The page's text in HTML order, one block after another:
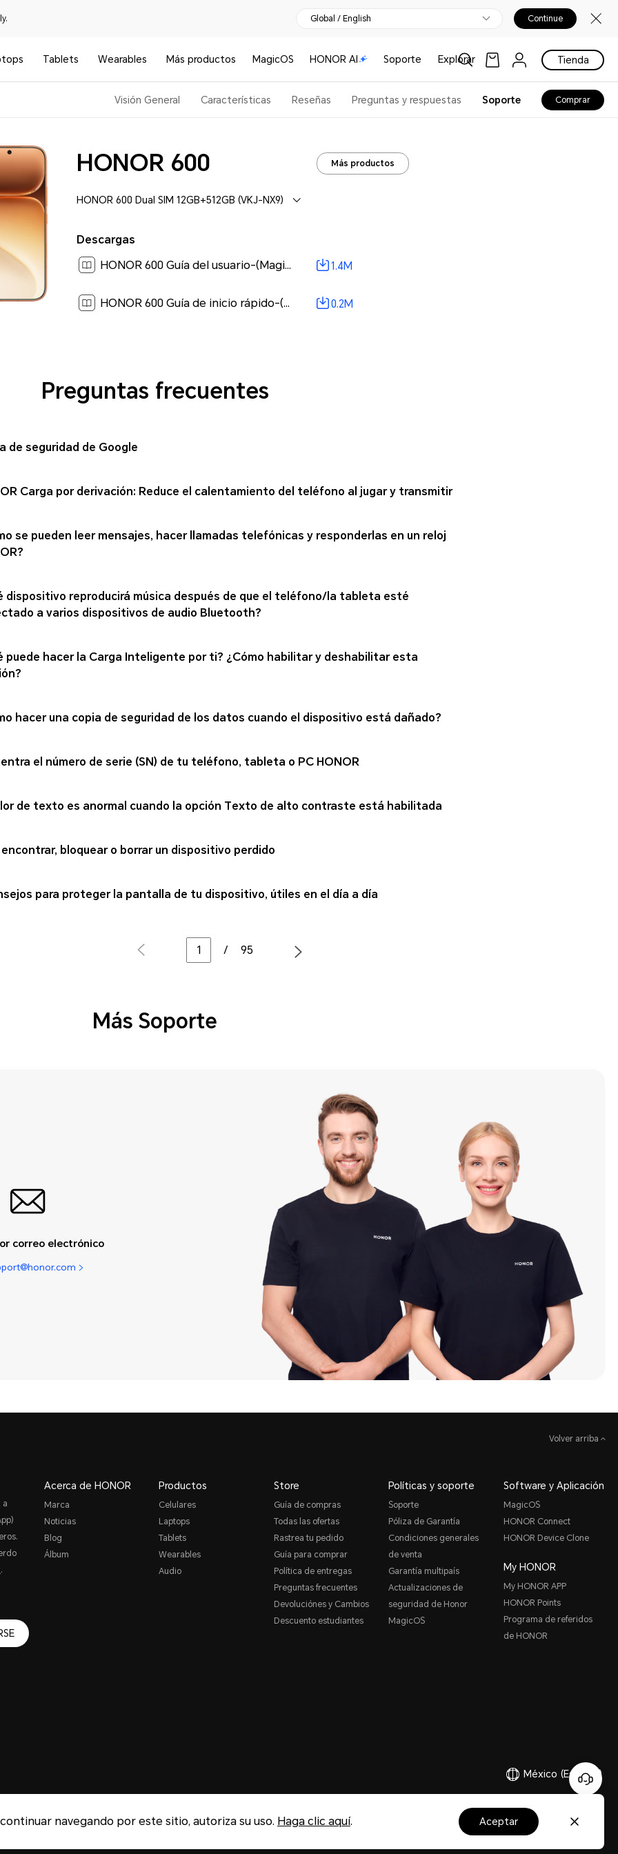
Global / English Continue
Tablets Wearables Más productos MagicOS HONOR AI Soporte Explorar Tienda
Visión General Características Reseñas Preguntas y respuestas Soporte Comprar
HONOR 600 Más productos
HONOR 600 Dual SIM 12GB+512GB (VKJ-NX9)
Descargas
HONOR 600 Guía del usuario-(MagicOS 10_01,es-us)[ 1.4M ]
1.4M
HONOR 600 Guía de inicio rápido-(MagicOS10.0_01,VKJ-NX9,es-us)[ 0.2M ] 0.2M
Preguntas frecuentes
de seguridad de Google
Carga por derivación: Reduce el calentamiento del teléfono al jugar y transmitir
se pueden leer mensajes, hacer llamadas telefónicas y responderlas en un reloj
dispositivo reproducirá música después de que el teléfono/la tableta esté
a varios dispositivos de audio Bluetooth?
puede hacer la Carga Inteligente por ti? ¿Cómo habilitar y deshabilitar esta
hacer una copia de seguridad de los datos cuando el dispositivo está dañado?
el número de serie (SN) de tu teléfono, tableta o PC HONOR
de texto es anormal cuando la opción Texto de alto contraste está habilitada
encontrar, bloquear o borrar un dispositivo perdido
para proteger la pantalla de tu dispositivo, útiles en el día a día
/ 95
Más Soporte
correo electrónico
Volver arriba
a
.
Acerca de HONOR
Marca
Noticias
Blog
Álbum
Productos
Celulares
Laptops
Tablets
Wearables
Audio
Store
Guía de compras
Todas las ofertas
Rastrea tu pedido
Guía para comprar
Política de entregas
Preguntas frecuentes
Devoluciónes y Cambios
Descuento estudiantes
Políticas y soporte
Soporte
Póliza de Garantía
Condiciones generales
de venta
Garantía multipaís
Actualizaciones de
seguridad de Honor
MagicOS
Software y Aplicación
MagicOS
HONOR Connect
HONOR Device Clone
My HONOR
My HONOR APP
HONOR Points
Programa de referidos
de HONOR
México (Español)
Copyright ©HONOR 2017-2026.Reservados todos los derechos.
navegando por este sitio, autoriza su uso. Haga clic aquí. aceptar